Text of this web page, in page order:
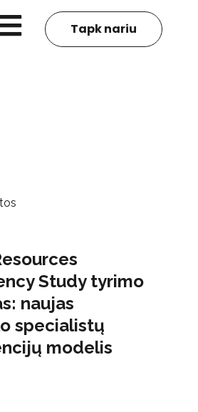
Tapk nariu
Study tyrimo
naujas
specialistų
modelis